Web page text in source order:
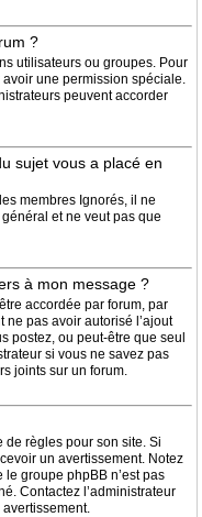
?
utilisateurs ou groupes. Pour
avoir une permission spéciale.
peuvent accorder
sujet vous a placé en
membres Ignorés, il ne
et ne veut pas que
à mon message ?
accordée par forum, par
ne pas avoir autorisé l’ajout
postez, ou peut-être que seul
si vous ne savez pas
joints sur un forum.
règles pour son site. Si
un avertissement. Notez
le groupe phpBB n’est pas
Contactez l’administrateur